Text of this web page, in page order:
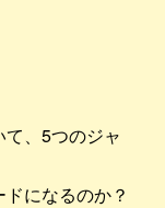
、5つのジャ
になるのか？